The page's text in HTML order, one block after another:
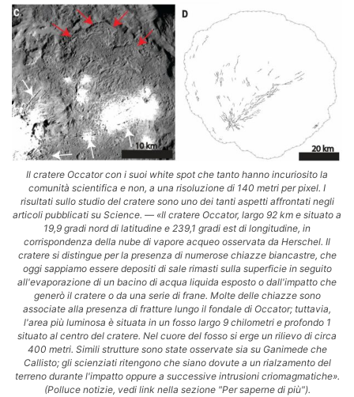
Il cratere Occator con i suoi white spot che tanto hanno incuriosito la
comunità scientifica e non, a una risoluzione di 140 metri per pixel. I
risultati sullo studio del cratere sono uno dei tanti aspetti affrontati negli
articoli pubblicati su Science. — «Il cratere Occator, largo 92 km e situato a
19,9 gradi nord di latitudine e 239,1 gradi est di longitudine, in
corrispondenza della nube di vapore acqueo osservata da Herschel. Il
cratere si distingue per la presenza di numerose chiazze biancastre, che
oggi sappiamo essere depositi di sale rimasti sulla superficie in seguito
all'evaporazione di un bacino di acqua liquida esposto o dall'impatto che
generò il cratere o da una serie di frane. Molte delle chiazze sono
associate alla presenza di fratture lungo il fondale di Occator; tuttavia,
l'area più luminosa è situata in un fosso largo 9 chilometri e profondo 1
situato al centro del cratere. Nel cuore del fosso si erge un rilievo di circa
400 metri. Simili strutture sono state osservate sia su Ganimede che
Callisto; gli scienziati ritengono che siano dovute a un rialzamento del
terreno durante l'impatto oppure a successive intrusioni criomagmatiche».
(Polluce notizie, vedi link nella sezione "Per saperne di più").